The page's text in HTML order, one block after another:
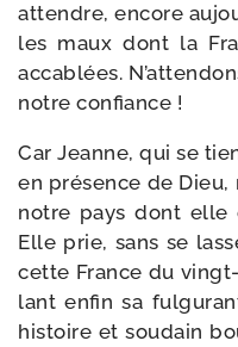
attendre, encore
les maux dont la
acca­blées.
notre confiance !
Car Jeanne, qui se
en pré­sence de Dieu,
notre pays dont elle
Elle prie, sans se
cette France du
lant enfin sa
his­toire et sou­dain